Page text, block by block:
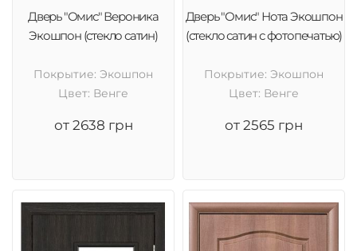
Дверь "Омис" Вероника
Экошпон (стекло сатин)
Покрытие: Экошпон
Цвет: Венге
от 2638 грн
Дверь "Омис" Нота Экошпон
(стекло сатин с фотопечатью)
Покрытие: Экошпон
Цвет: Венге
от 2565 грн